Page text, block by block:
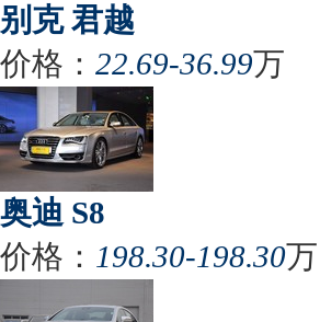
别克 君越
价格： 22.69-36.99万
奥迪 S8
价格： 198.30-198.30万